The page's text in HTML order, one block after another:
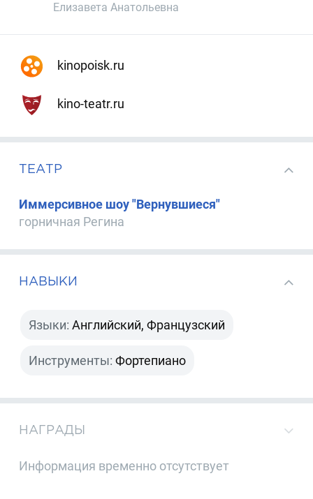
Елизавета Анатольевна
kinopoisk.ru
kino-teatr.ru
ТЕАТР
Иммерсивное шоу "Вернувшиеся"
горничная Регина
НАВЫКИ
Языки: Английский, Французский
Инструменты: Фортепиано
НАГРАДЫ
Информация временно отсутствует